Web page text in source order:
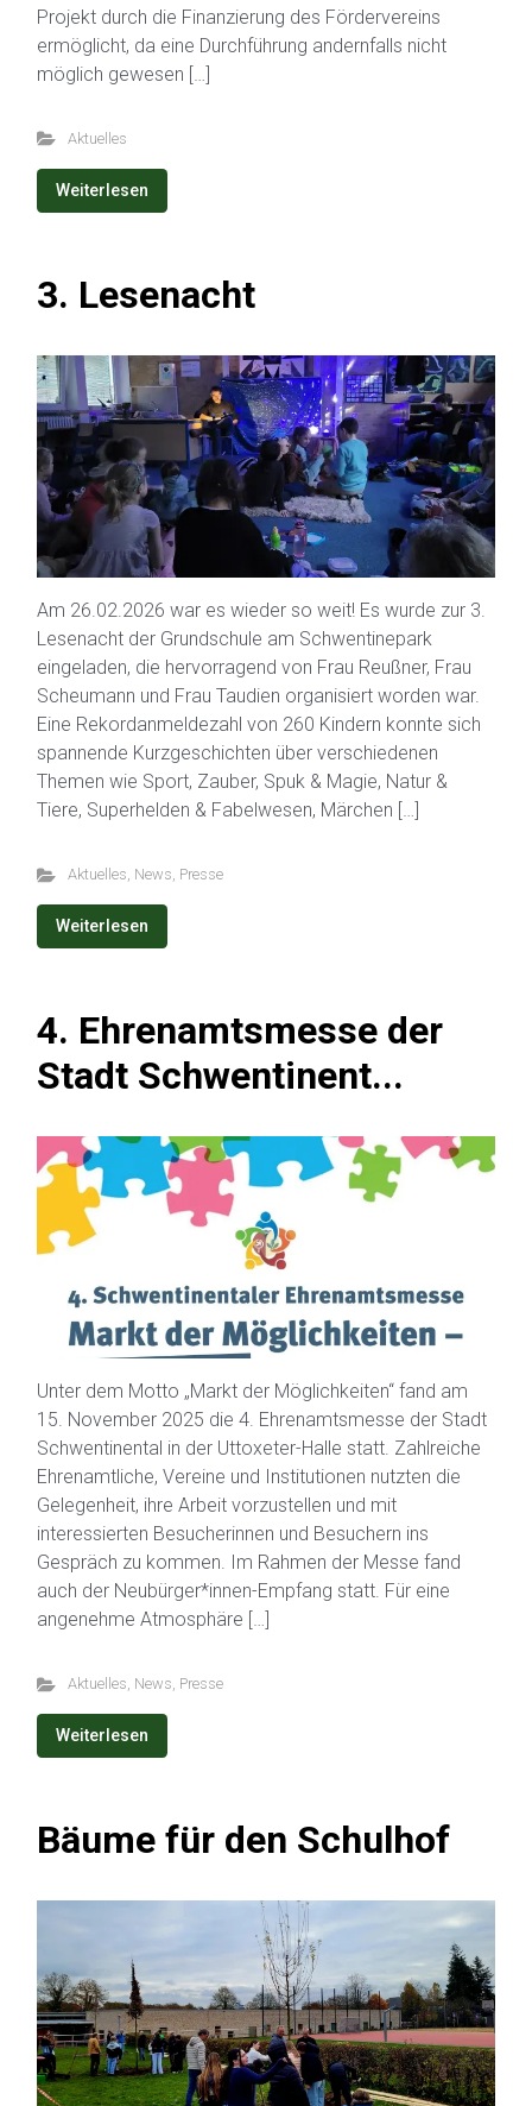
Projekt durch die Finanzierung des Fördervereins
ermöglicht, da eine Durchführung andernfalls nicht
möglich gewesen […]
Aktuelles
Weiterlesen
3. Lesenacht
Am 26.02.2026 war es wieder so weit! Es wurde zur 3.
Lesenacht der Grundschule am Schwentinepark
eingeladen, die hervorragend von Frau Reußner, Frau
Scheumann und Frau Taudien organisiert worden war.
Eine Rekordanmeldezahl von 260 Kindern konnte sich
spannende Kurzgeschichten über verschiedenen
Themen wie Sport, Zauber, Spuk & Magie, Natur &
Tiere, Superhelden & Fabelwesen, Märchen […]
Aktuelles, News, Presse
Weiterlesen
4. Ehrenamtsmesse der
Stadt Schwentinent...
Unter dem Motto „Markt der Möglichkeiten“ fand am
15. November 2025 die 4. Ehrenamtsmesse der Stadt
Schwentinental in der Uttoxeter-Halle statt. Zahlreiche
Ehrenamtliche, Vereine und Institutionen nutzten die
Gelegenheit, ihre Arbeit vorzustellen und mit
interessierten Besucherinnen und Besuchern ins
Gespräch zu kommen. Im Rahmen der Messe fand
auch der Neubürger*innen-Empfang statt. Für eine
angenehme Atmosphäre […]
Aktuelles, News, Presse
Weiterlesen
Bäume für den Schulhof